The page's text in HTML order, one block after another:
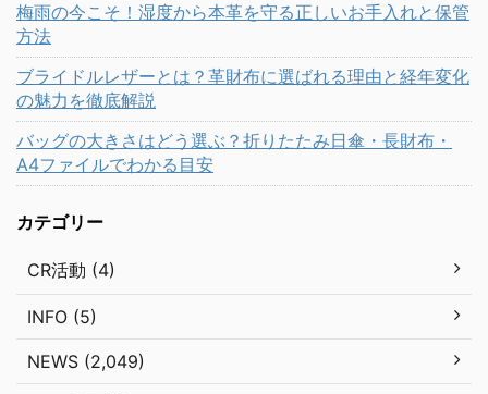
梅雨の今こそ！湿度から本革を守る正しいお手入れと保管
方法
ブライドルレザーとは？革財布に選ばれる理由と経年変化
の魅力を徹底解説
バッグの大きさはどう選ぶ？折りたたみ日傘・長財布・
A4ファイルでわかる目安
カテゴリー
CR活動 (4)
INFO (5)
NEWS (2,049)